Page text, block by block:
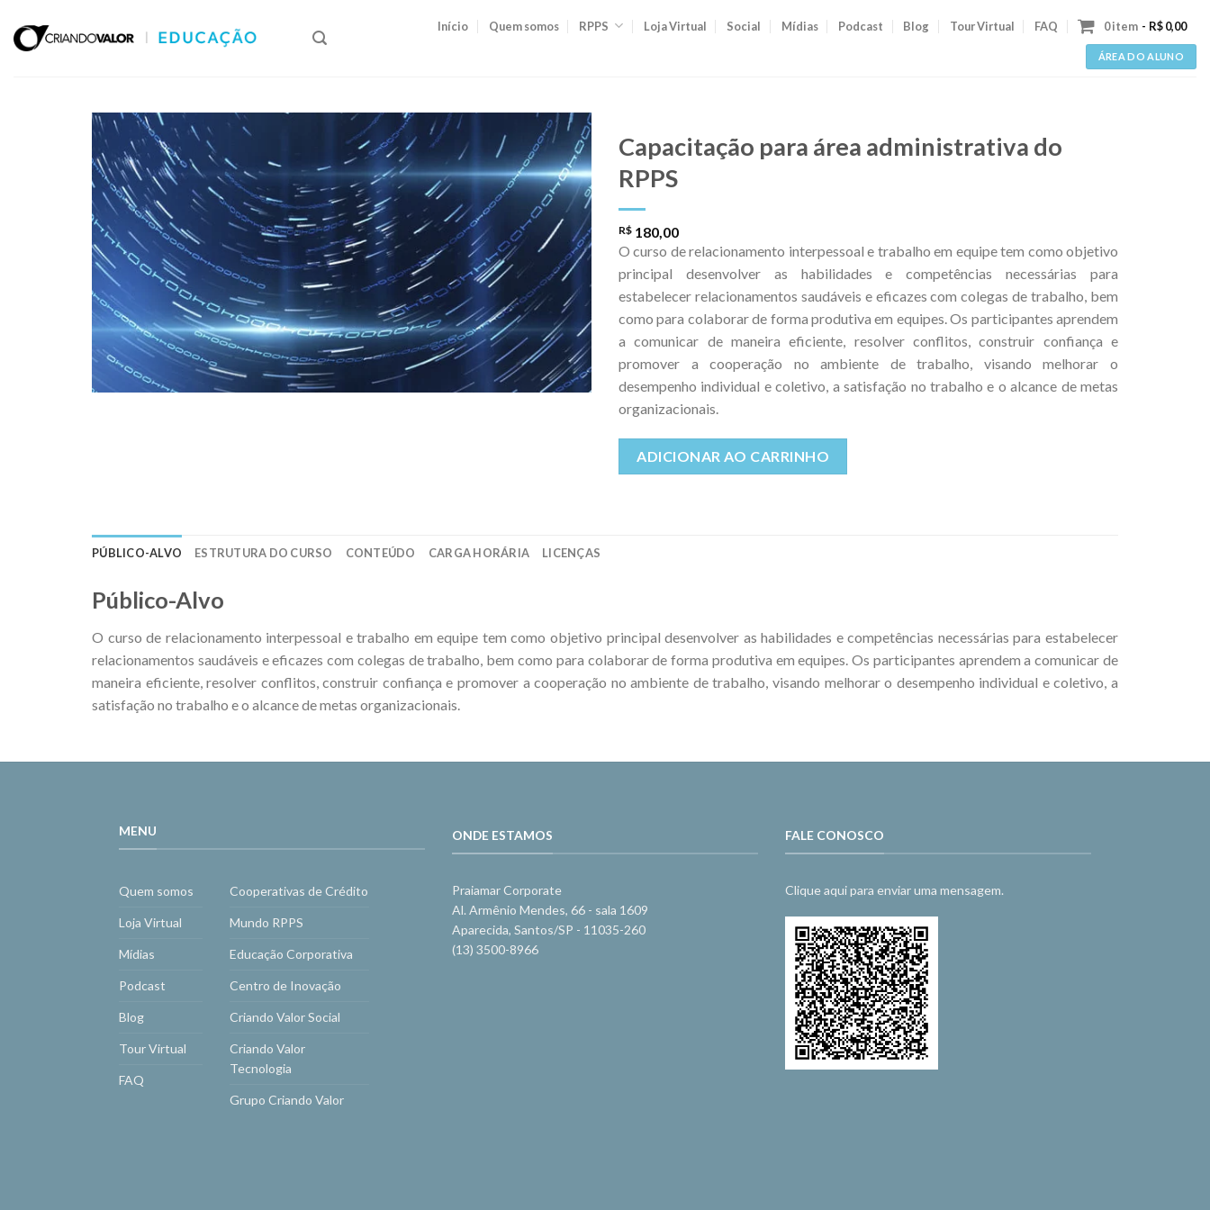
Início Quem somos RPPS Loja Virtual Social Mídias Podcast Blog Tour Virtual FAQ 0 item R$ 0,00
ÁREA DO ALUNO
Capacitação para área administrativa do
RPPS
R$ 180,00
O curso de relacionamento interpessoal e trabalho em equipe tem como objetivo
principal desenvolver as habilidades e competências necessárias para
estabelecer relacionamentos saudáveis e eficazes com colegas de trabalho, bem
como para colaborar de forma produtiva em equipes. Os participantes aprendem
a comunicar de maneira eficiente, resolver conflitos, construir confiança e
promover a cooperação no ambiente de trabalho, visando melhorar o
desempenho individual e coletivo, a satisfação no trabalho e o alcance de metas
organizacionais.
ADICIONAR AO CARRINHO
PÚBLICO-ALVO ESTRUTURA DO CURSO CONTEÚDO CARGA HORÁRIA LICENÇAS
Público-Alvo
O curso de relacionamento interpessoal e trabalho em equipe tem como objetivo principal desenvolver as habilidades e competências necessárias para estabelecer
relacionamentos saudáveis e eficazes com colegas de trabalho, bem como para colaborar de forma produtiva em equipes. Os participantes aprendem a comunicar de
maneira eficiente, resolver conflitos, construir confiança e promover a cooperação no ambiente de trabalho, visando melhorar o desempenho individual e coletivo, a
satisfação no trabalho e o alcance de metas organizacionais.
MENU
Quem somos
Loja Virtual
Mídias
Podcast
Blog
Tour Virtual
FAQ
Cooperativas de Crédito
Mundo RPPS
Educação Corporativa
Centro de Inovação
Criando Valor Social
Criando Valor
Tecnologia
Grupo Criando Valor
ONDE ESTAMOS
Praiamar Corporate
Al. Armênio Mendes, 66 - sala 1609
Aparecida, Santos/SP - 11035-260
(13) 3500-8966
FALE CONOSCO
Clique aqui para enviar uma mensagem.